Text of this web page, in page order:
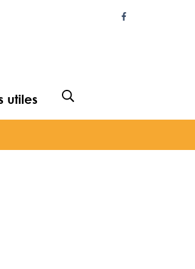
Lien vers le
utiles Afficher la recherche